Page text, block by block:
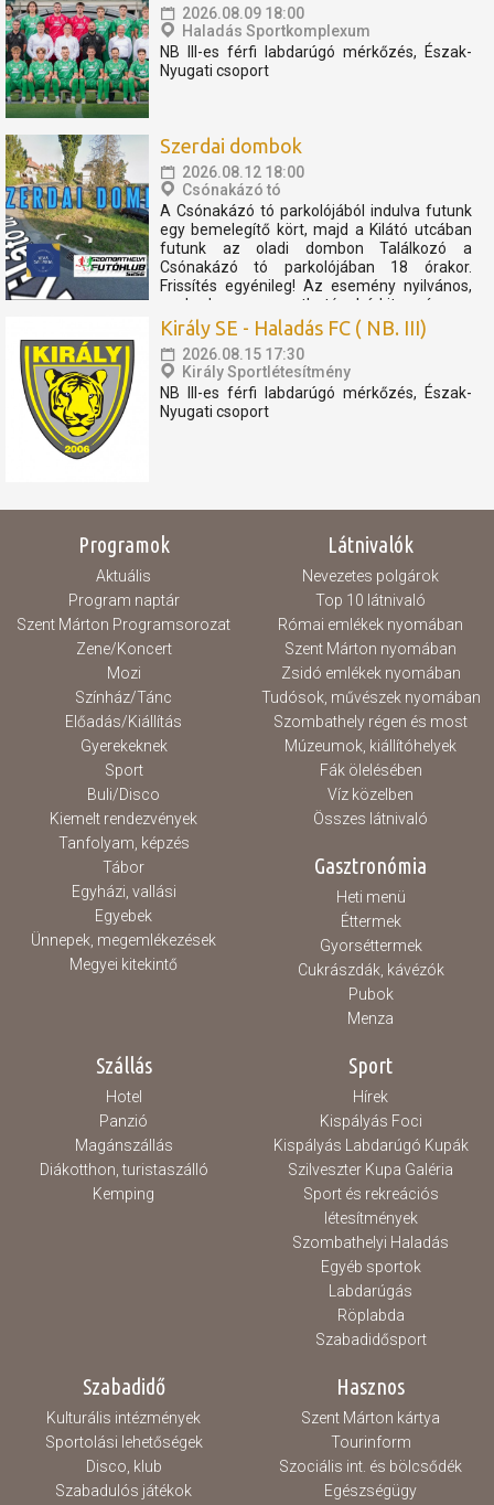
2026.08.09 18:00
Haladás Sportkomplexum
NB III-es férfi labdarúgó mérkőzés, Észak-
Nyugati csoport
Szerdai dombok
2026.08.12 18:00
Csónakázó tó
A Csónakázó tó parkolójából indulva futunk
egy bemelegítő kört, majd a Kilátó utcában
futunk az oladi dombon Találkozó a
Csónakázó tó parkolójában 18 órakor.
Frissítés egyénileg! Az esemény nyilvános,
szabadon megosztható, bárkit szívesen
látunk. Az eseményen résztvevők
elfogadják, hogy az eseményről...
Király SE - Haladás FC ( NB. III)
2026.08.15 17:30
Király Sportlétesítmény
NB III-es férfi labdarúgó mérkőzés, Észak-
Nyugati csoport
Programok
Aktuális
Program naptár
Szent Márton Programsorozat
Zene/Koncert
Mozi
Színház/Tánc
Előadás/Kiállítás
Gyerekeknek
Sport
Buli/Disco
Kiemelt rendezvények
Tanfolyam, képzés
Tábor
Egyházi, vallási
Egyebek
Ünnepek, megemlékezések
Megyei kitekintő
Látnivalók
Nevezetes polgárok
Top 10 látnivaló
Római emlékek nyomában
Szent Márton nyomában
Zsidó emlékek nyomában
Tudósok, művészek nyomában
Szombathely régen és most
Múzeumok, kiállítóhelyek
Fák ölelésében
Víz közelben
Összes látnivaló
Gasztronómia
Heti menü
Éttermek
Gyorséttermek
Cukrászdák, kávézók
Pubok
Menza
Szállás
Hotel
Panzió
Magánszállás
Diákotthon, turistaszálló
Kemping
Sport
Hírek
Kispályás Foci
Kispályás Labdarúgó Kupák
Szilveszter Kupa Galéria
Sport és rekreációs
létesítmények
Szombathelyi Haladás
Egyéb sportok
Labdarúgás
Röplabda
Szabadidősport
Szabadidő
Kulturális intézmények
Sportolási lehetőségek
Disco, klub
Szabadulós játékok
Hasznos
Szent Márton kártya
Tourinform
Szociális int. és bölcsődék
Egészségügy